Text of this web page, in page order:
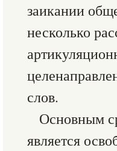
заикании
несколько
слов.
Основным
является